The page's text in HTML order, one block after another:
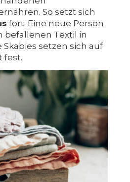
So setzt sich
fort: Eine neue Person
Textil in
setzen sich auf
fest.